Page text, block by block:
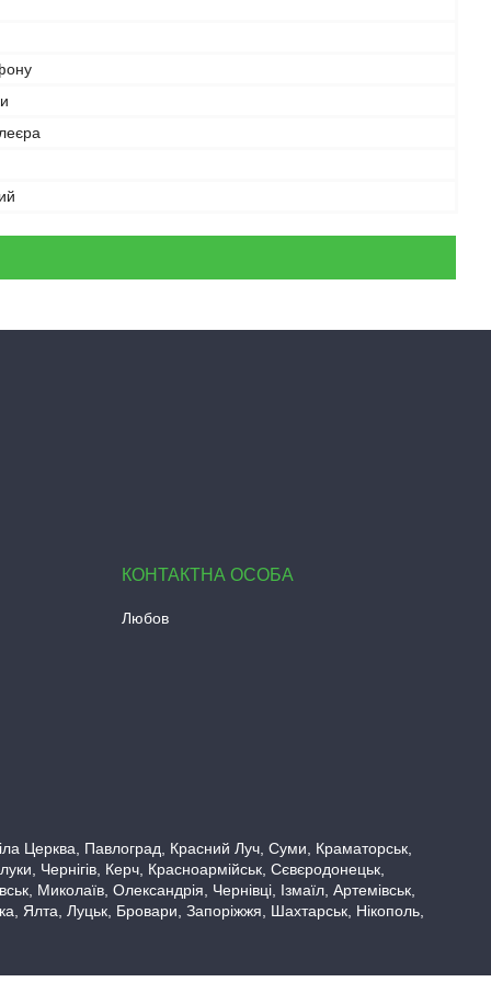
Любов
Церква, Павлоград, Красний Луч, Суми, Краматорськ,
Чернігів, Керч, Красноармійськ, Сєвєродонецьк,
Миколаїв, Олександрія, Чернівці, Ізмаїл, Артемівськ,
Ялта, Луцьк, Бровари, Запоріжжя, Шахтарськ, Нікополь,